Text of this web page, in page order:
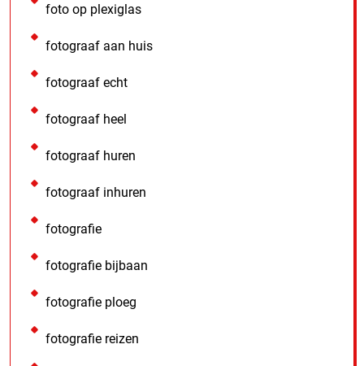
foto op plexiglas
fotograaf aan huis
fotograaf echt
fotograaf heel
fotograaf huren
fotograaf inhuren
fotografie
fotografie bijbaan
fotografie ploeg
fotografie reizen